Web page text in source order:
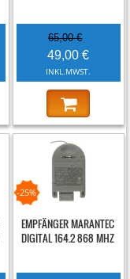
65,00 €
49,00 €
INKL.MWST.
-25%
EMPFÄNGER MARANTEC
DIGITAL 164.2 868 MHZ